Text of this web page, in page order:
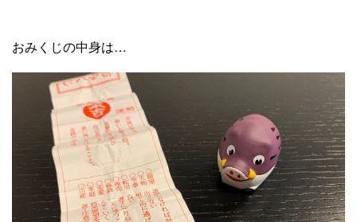
おみくじの中身は…